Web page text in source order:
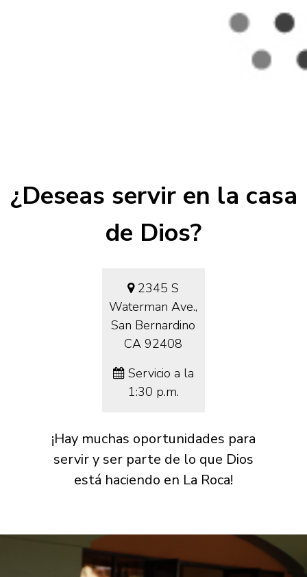
¿Deseas servir en la casa
de Dios?
2345 S
Waterman Ave.,
San Bernardino
CA 92408
Servicio a la
1:30 p.m.
¡Hay muchas oportunidades para
servir y ser parte de lo que Dios
está haciendo en La Roca!